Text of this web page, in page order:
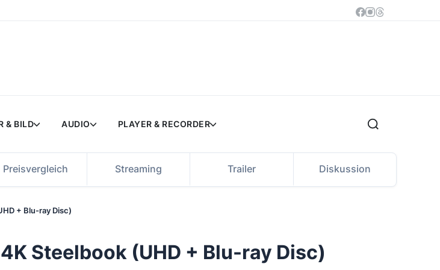
& BILD AUDIO PLAYER & RECORDER
Preisvergleich Streaming Trailer Diskussion
+ Blu-ray Disc)
Steelbook (UHD + Blu-ray Disc)